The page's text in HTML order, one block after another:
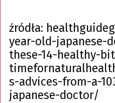
źródła:
year-old-japanese-
these-14-healthy-
s-advices-from-a-
japanese-doctor/